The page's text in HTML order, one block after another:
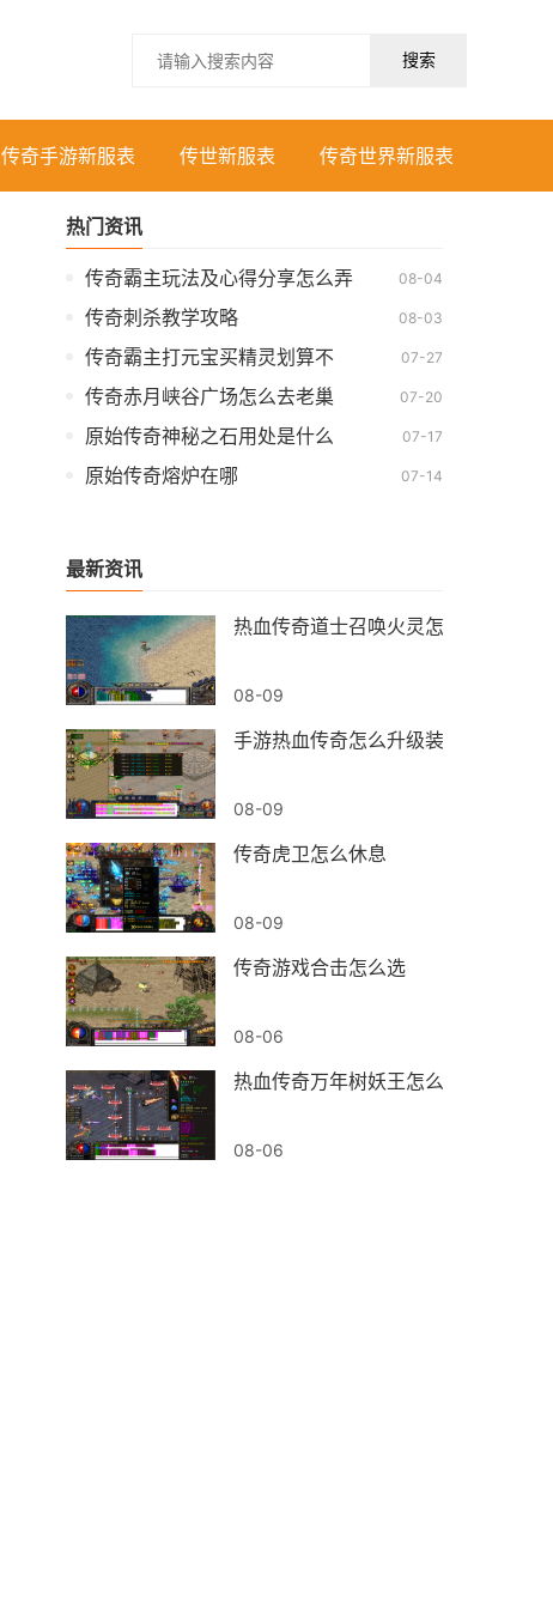
搜索
传奇手游新服表 传世新服表 传奇世界新服表
热门资讯
传奇霸主玩法及心得分享怎么弄 08-04
传奇刺杀教学攻略 08-03
传奇霸主打元宝买精灵划算不 07-27
传奇赤月峡谷广场怎么去老巢 07-20
原始传奇神秘之石用处是什么 07-17
原始传奇熔炉在哪 07-14
最新资讯
热血传奇道士召唤火灵怎么打
08-09
手游热血传奇怎么升级装备等级
08-09
传奇虎卫怎么休息
08-09
传奇游戏合击怎么选
08-06
热血传奇万年树妖王怎么打的
08-06